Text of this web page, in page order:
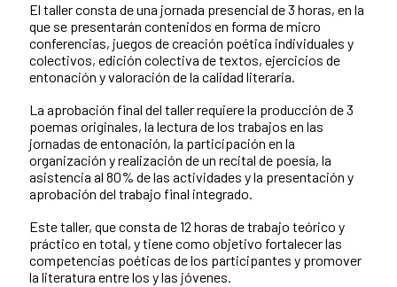
El taller consta de una jornada presencial de 3 horas, en la
que se presentarán contenidos en forma de micro
conferencias, juegos de creación poética individuales y
colectivos, edición colectiva de textos, ejercicios de
entonación y valoración de la calidad literaria.
La aprobación final del taller requiere la producción de 3
poemas originales, la lectura de los trabajos en las
jornadas de entonación, la participación en la
organización y realización de un recital de poesía, la
asistencia al 80% de las actividades y la presentación y
aprobación del trabajo final integrado.
Este taller, que consta de 12 horas de trabajo teórico y
práctico en total, y tiene como objetivo fortalecer las
competencias poéticas de los participantes y promover
la literatura entre los y las jóvenes.